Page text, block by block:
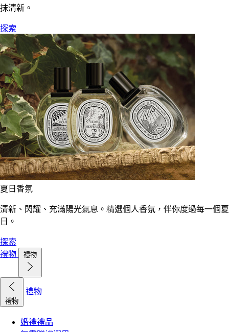
抹清新。
探索
夏日香氛
清新、閃耀、充滿陽光氣息。精選個人香氛，伴你度過每一個夏
日。
探索
禮物
禮物
禮物
禮物
婚禮禮品